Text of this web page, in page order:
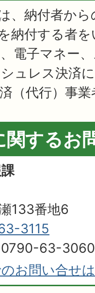
、納付者か
納付する者
電子マネー
ュレス決済
（代行）事
関するお
133番地6
3115
0790-63-3060
お問い合せ